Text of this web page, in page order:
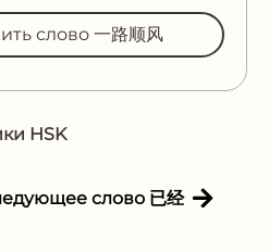
слово 一路顺风
HSK
слово 已经